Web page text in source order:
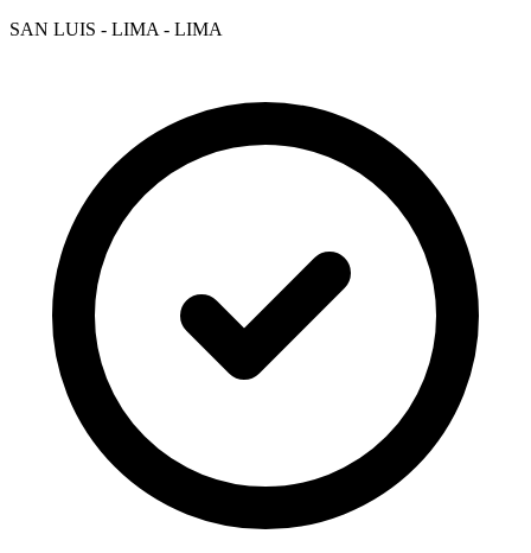
SAN LUIS - LIMA - LIMA